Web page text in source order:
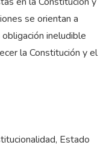
Estado
se orientan a
ineludible
la Constitución y el